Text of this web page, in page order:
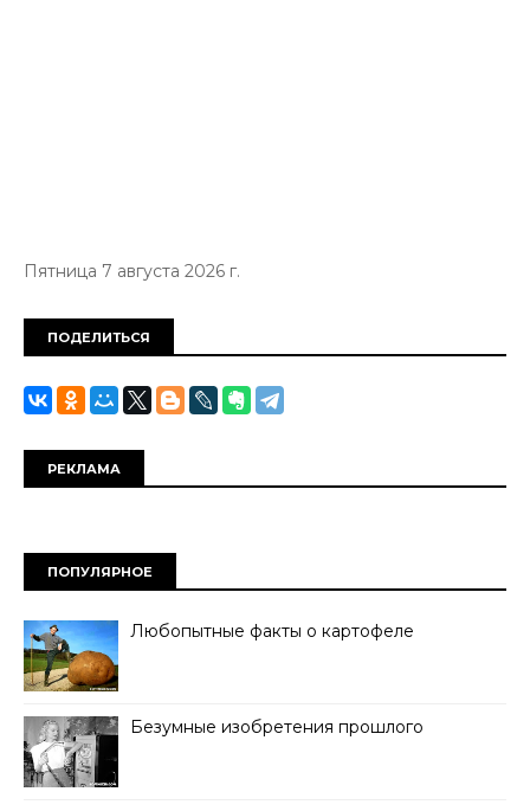
Пятница 7 августа 2026 г.
ПОДЕЛИТЬСЯ
РЕКЛАМА
ПОПУЛЯРНОЕ
Любопытные факты о картофеле
Безумные изобретения прошлого